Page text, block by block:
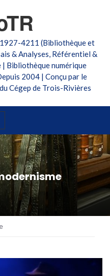
1927-4211 (Bibliothèque et
& Analyses, Référentiel &
Bibliothèque numérique
2004 | Conçu par le
Cégep de Trois-Rivières